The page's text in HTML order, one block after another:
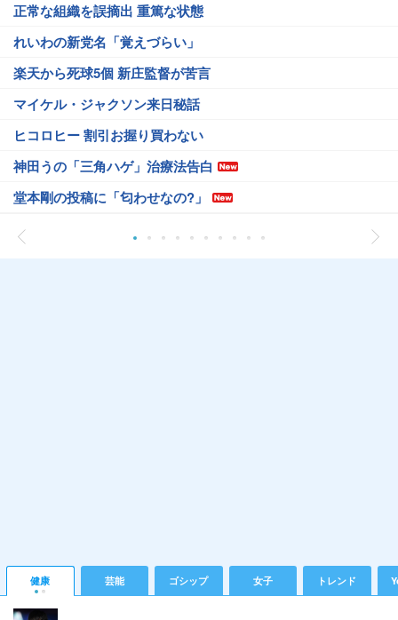
正常な組織を誤摘出 重篤な状態
れいわの新党名「覚えづらい」
楽天から死球5個 新庄監督が苦言
マイケル・ジャクソン来日秘話
ヒコロヒー 割引お握り買わない
神田うの「三角ハゲ」治療法告白
堂本剛の投稿に「匂わせなの?」
健康 芸能 ゴシップ 女子 トレンド